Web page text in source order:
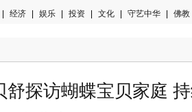
经济 娱乐 投资 文化 守艺中华 佛教
探访蝴蝶宝贝家庭